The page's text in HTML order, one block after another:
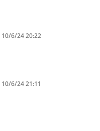
10/6/24 20:22
10/6/24 21:11